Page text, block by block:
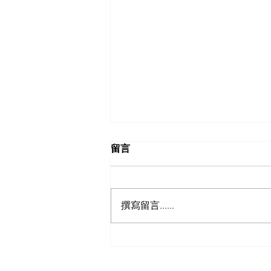
留言
撰寫留言......